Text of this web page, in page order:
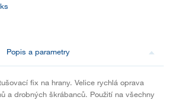
Popis a parametry
fix na hrany. Velice rychlá oprava
a drobných škrábanců. Použití na všechny